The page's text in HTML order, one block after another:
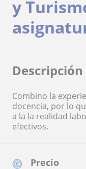
Precio
y
Combino la
docencia, por lo
a la la realidad
efectivos.